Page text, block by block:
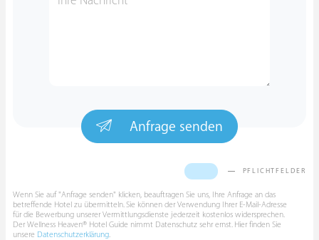
Anfrage senden
PFLICHTFELDER
Wenn Sie auf "Anfrage senden" klicken, beauftragen Sie uns, Ihre Anfrage an das
betreffende Hotel zu übermitteln. Sie können der Verwendung Ihrer E-Mail-Adresse
für die Bewerbung unserer Vermittlungsdienste jederzeit kostenlos widersprechen.
Der Wellness Heaven® Hotel Guide nimmt Datenschutz sehr ernst. Hier finden Sie
unsere Datenschutzerklärung.